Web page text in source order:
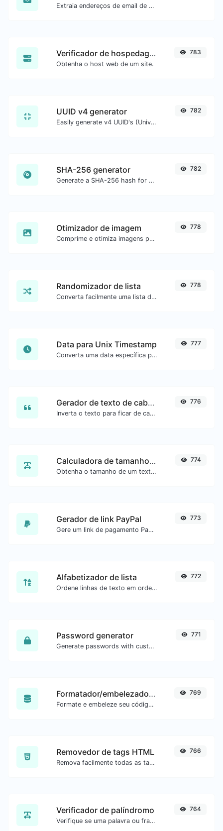
Extraia endereços de email de qualquer tipo de conteúdo de texto.
Verificador de hospedagem do site
Obtenha o host web de um site.
783
UUID v4 generator
Easily generate v4 UUID's (Universally unique identifier) with the help of our tool.
782
SHA-256 generator
Generate a SHA-256 hash for any string input.
782
Otimizador de imagem
Comprime e otimiza imagens para um tamanho menor mantendo alta qualidade.
778
Randomizador de lista
Converta facilmente uma lista de texto em uma lista aleatória.
778
Data para Unix Timestamp
Converta uma data específica para o formato unix timestamp.
777
Gerador de texto de cabeça para baixo
Inverta o texto para ficar de cabeça para baixo com facilidade.
776
Calculadora de tamanho de texto
Obtenha o tamanho de um texto em Bytes (B), Kilobytes (KB) ou Megabytes (MB).
774
Gerador de link PayPal
Gere um link de pagamento PayPal com facilidade.
773
Alfabetizador de lista
Ordene linhas de texto em ordem alfabética (A-Z ou Z-A) com facilidade.
772
Password generator
Generate passwords with custom length and custom settings.
771
Formatador/embelezador de SQL
Formate e embeleze seu código SQL com facilidade.
769
Removedor de tags HTML
Remova facilmente todas as tags HTML de um bloco de texto.
766
Verificador de palíndromo
Verifique se uma palavra ou frase é palíndromo (se lê igual de trás para frente).
764